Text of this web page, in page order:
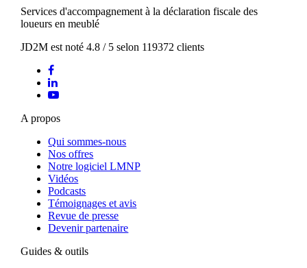
Services d'accompagnement à la déclaration fiscale des
loueurs en meublé
JD2M est noté4.8 / 5 selon 119372 clients
A propos
Qui sommes-nous
Nos offres
Notre logiciel LMNP
Vidéos
Podcasts
Témoignages et avis
Revue de presse
Devenir partenaire
Guides & outils